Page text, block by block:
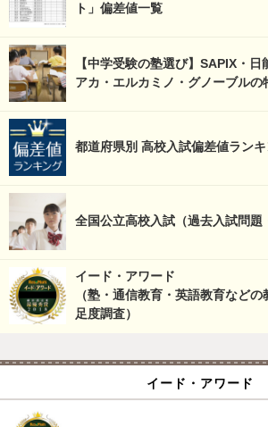
ト」偏差値一覧
【中学受験の塾選び】SAPIX・
アカ・エルカミノ・グノーブルの
都道府県別 高校入試偏差値ラン
全国公立高校入試（過去入試問題
イード・アワード
（塾・通信教育・英語教育など
足度調査）
イード・アワード